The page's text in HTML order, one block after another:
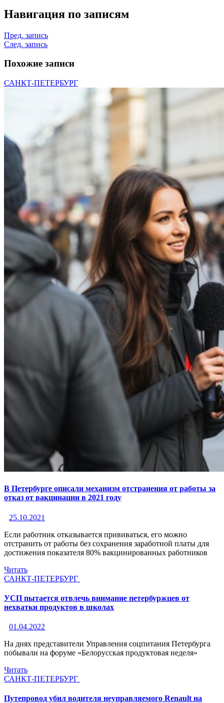
Навигация по записям
Пред. запись
След. запись
Похожие записи
САНКТ-ПЕТЕРБУРГ
В Петербурге описали механизм отстранения от работы за
отказ от вакцинации в 2021 году
25.10.2021
Если работник отказывается прививаться, его можно
отстранить от работы без сохранения заработной платы для
достижения показателя 80% вакцинированных работников
Читать
САНКТ-ПЕТЕРБУРГ
УСП пытается отвлечь внимание петербуржцев от
нехватки продуктов в школах
01.04.2022
На днях представители Управления соцпитания Петербурга
побывали на форуме «Белорусская продуктовая неделя»
Читать
САНКТ-ПЕТЕРБУРГ
Путепровод убил водителя неуправляемого Renault на